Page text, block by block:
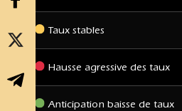
Taux stables
Hausse agressive des taux
Anticipation baisse de taux